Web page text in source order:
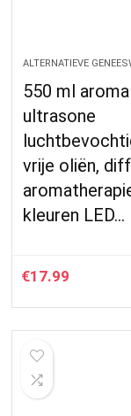
ALTERNATIEVE
550 ml
ultrasone
vrije oliën,
kleuren LED…
€17.99